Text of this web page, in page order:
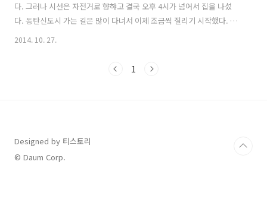
다. 그러나 시선은 자전거로 향햐고 결국 오후 4시가 넘어서 집을 나섰
다. 동탄신도시 가는 길은 많이 다녀서 이제 조금씩 질리기 시작했다. 동
탄 가기 전 박지성로와 교차하는 곳에서 농로로 빠졌다. 코스를 넣지 않
기를 몇번... 자전거를 타는 재미중 한가지는 가보지 않은 길을 가는 것이
2014. 10. 27.
1
Designed by 티스토리
© Daum Corp.